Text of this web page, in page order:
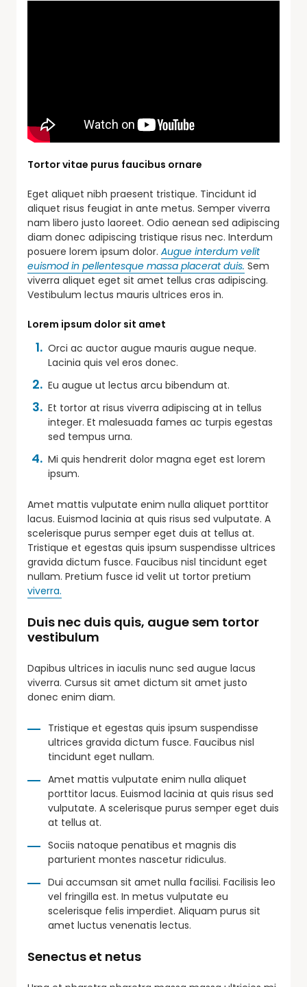
Tortor vitae purus faucibus ornare
Eget aliquet nibh praesent tristique. Tincidunt id
aliquet risus feugiat in ante metus. Semper viverra
nam libero justo laoreet. Odio aenean sed adipiscing
diam donec adipiscing tristique risus nec. Interdum
posuere lorem ipsum dolor. Augue interdum velit
euismod in pellentesque massa placerat duis. Sem
viverra aliquet eget sit amet tellus cras adipiscing.
Vestibulum lectus mauris ultrices eros in.
Lorem ipsum dolor sit amet
Orci ac auctor augue mauris augue neque.
Lacinia quis vel eros donec.
Eu augue ut lectus arcu bibendum at.
Et tortor at risus viverra adipiscing at in tellus
integer. Et malesuada fames ac turpis egestas
sed tempus urna.
Mi quis hendrerit dolor magna eget est lorem
ipsum.
Amet mattis vulputate enim nulla aliquet porttitor
lacus. Euismod lacinia at quis risus sed vulputate. A
scelerisque purus semper eget duis at tellus at.
Tristique et egestas quis ipsum suspendisse ultrices
gravida dictum fusce. Faucibus nisl tincidunt eget
nullam. Pretium fusce id velit ut tortor pretium
viverra.
Duis nec duis quis, augue sem tortor
vestibulum
Dapibus ultrices in iaculis nunc sed augue lacus
viverra. Cursus sit amet dictum sit amet justo
donec enim diam.
Tristique et egestas quis ipsum suspendisse
ultrices gravida dictum fusce. Faucibus nisl
tincidunt eget nullam.
Amet mattis vulputate enim nulla aliquet
porttitor lacus. Euismod lacinia at quis risus sed
vulputate. A scelerisque purus semper eget duis
at tellus at.
Sociis natoque penatibus et magnis dis
parturient montes nascetur ridiculus.
Dui accumsan sit amet nulla facilisi. Facilisis leo
vel fringilla est. In metus vulputate eu
scelerisque felis imperdiet. Aliquam purus sit
amet luctus venenatis lectus.
Senectus et netus